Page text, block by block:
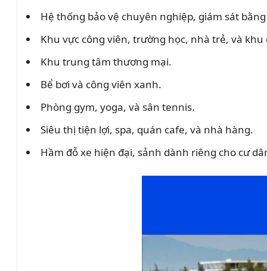
Hệ thống bảo vệ chuyên nghiệp, giám sát
Khu vực công viên, trường học, nhà trẻ, và khu
Khu trung tâm thương mại.
Bể bơi và công viên xanh.
Phòng gym, yoga, và sân tennis.
Siêu thị tiện lợi, spa, quán cafe, và nhà hàng.
Hầm đỗ xe hiện đại, sảnh dành riêng cho cư